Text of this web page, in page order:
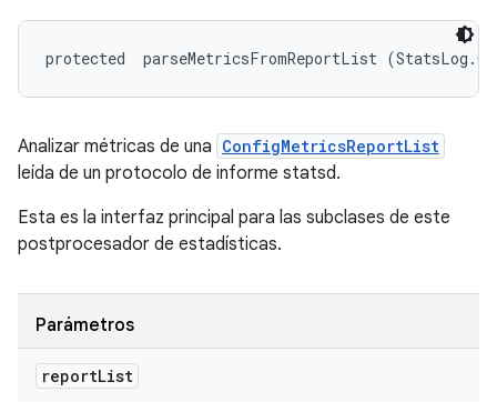
protected parseMetricsFromReportList
Analizar métricas de una ConfigMetricsReportList
leída de un protocolo de informe statsd.
Esta es la interfaz principal para las subclases de este
postprocesador de estadísticas.
Parámetros
reportList